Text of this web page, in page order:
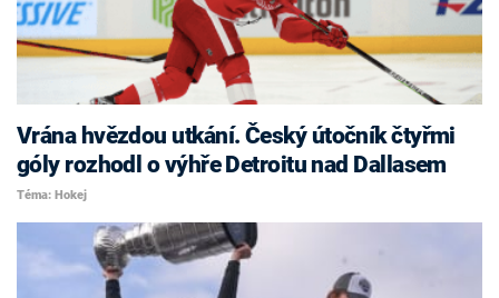
Vrána hvězdou utkání. Český útočník čtyřmi
góly rozhodl o výhře Detroitu nad Dallasem
Téma: Hokej